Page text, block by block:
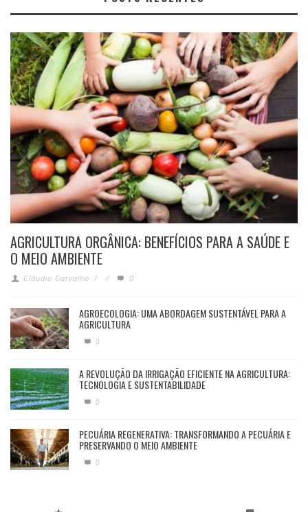
AGRICULTURA ORGÂNICA: BENEFÍCIOS PARA A SAÚDE E
O MEIO AMBIENTE
Cláudio Carvalho / / 0
AGROECOLOGIA: UMA ABORDAGEM SUSTENTÁVEL PARA A
AGRICULTURA
0
A REVOLUÇÃO DA IRRIGAÇÃO EFICIENTE NA AGRICULTURA:
TECNOLOGIA E SUSTENTABILIDADE
0
PECUÁRIA REGENERATIVA: TRANSFORMANDO A PECUÁRIA E
PRESERVANDO O MEIO AMBIENTE
0